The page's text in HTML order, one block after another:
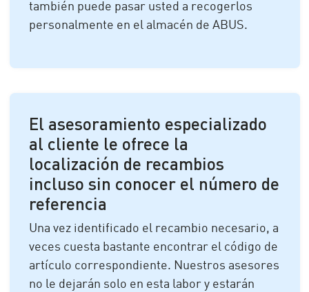
también puede pasar usted a recogerlos
personalmente en el almacén de ABUS.
El asesoramiento especializado
al cliente le ofrece la
localización de recambios
incluso sin conocer el número de
referencia
Una vez identificado el recambio necesario, a
veces cuesta bastante encontrar el código de
artículo correspondiente. Nuestros asesores
no le dejarán solo en esta labor y estarán